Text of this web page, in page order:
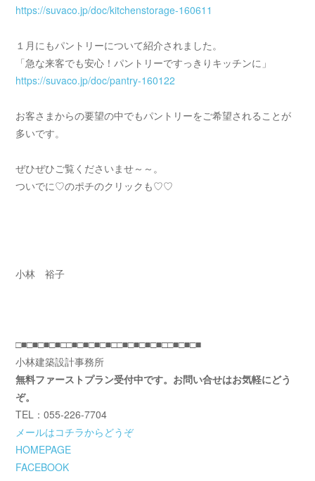
https://suvaco.jp/doc/kitchenstorage-160611
１月にもパントリーについて紹介されました。
「急な来客でも安心！パントリーですっきりキッチンに」
https://suvaco.jp/doc/pantry-160122
お客さまからの要望の中でもパントリーをご希望されることが
多いです。
ぜひぜひご覧くださいませ～～。
ついでに♡のポチのクリックも♡♡
小林 裕子
□■□■□■□■□□■□■□■□■□□■□■□■□■□□■□■□■
小林建築設計事務所
無料ファーストプラン受付中です。お問い合せはお気軽にどう
ぞ。
TEL：055-226-7704
メールはコチラからどうぞ
HOMEPAGE
FACEBOOK